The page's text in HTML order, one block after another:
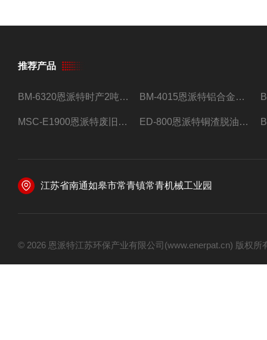
推荐产品
BM-6320恩派特时产2吨合金钢屑压饼机 BM-4015恩派特铝合金屑压饼机 脱油效果好
MSC-E1900恩派特废旧锂电池极片破碎处理设备 ED-800恩派特铜渣脱油机废铜屑铝屑甩油机
江苏省南通如皋市常青镇常青机械工业园
© 2026 恩派特江苏环保产业有限公司(www.enerpat.cn) 版权